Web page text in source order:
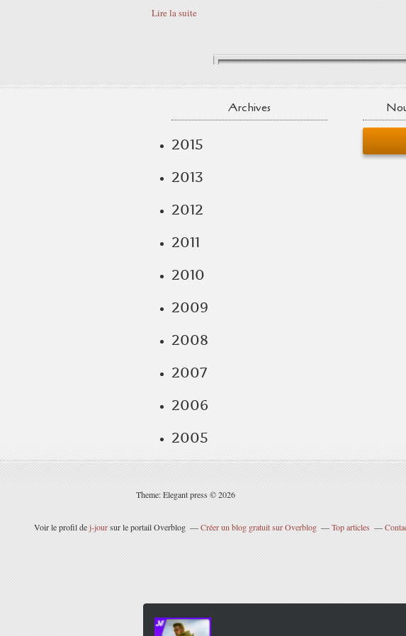
Lire la suite
Archives
2015
2013
2012
2011
2010
2009
2008
2007
2006
2005
Theme: Elegant press © 2026
Voir le profil dej-joursur le portail Overblog Créer un blog gratuit sur Overblog Top articles